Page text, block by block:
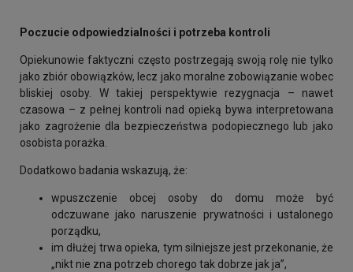
Poczucie odpowiedzialności i potrzeba kontroli
Opiekunowie faktyczni często postrzegają swoją rolę nie tylko
jako zbiór obowiązków, lecz jako moralne zobowiązanie wobec
bliskiej osoby. W takiej perspektywie rezygnacja – nawet
czasowa – z pełnej kontroli nad opieką bywa interpretowana
jako zagrożenie dla bezpieczeństwa podopiecznego lub jako
osobista porażka.
Dodatkowo badania wskazują, że:
wpuszczenie obcej osoby do domu może być
odczuwane jako naruszenie prywatności i ustalonego
porządku,
im dłużej trwa opieka, tym silniejsze jest przekonanie, że
„nikt nie zna potrzeb chorego tak dobrze jak ja”,